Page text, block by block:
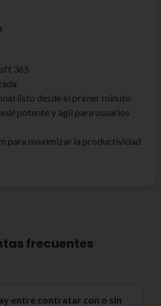
365
listo desde el primer minuto
potente y ágil para usuarios
para maximizar la productividad
frecuentes
entre contratar con o sin